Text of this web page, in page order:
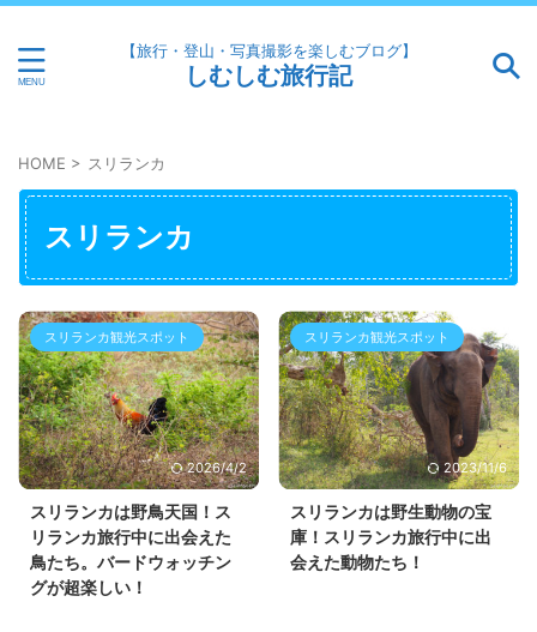
【旅行・登山・写真撮影を楽しむブログ】
しむしむ旅行記
HOME > スリランカ
スリランカ
スリランカ観光スポット
2026/4/2
スリランカは野鳥天国！ス
リランカ旅行中に出会えた
鳥たち。バードウォッチン
グが超楽しい！
スリランカ観光スポット
2023/11/6
スリランカは野生動物の宝
庫！スリランカ旅行中に出
会えた動物たち！